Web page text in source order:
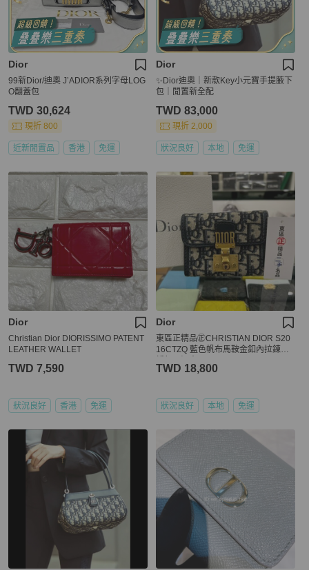
Dior
99新Dior/迪奧 J’ADIOR系列字母LOG
O翻蓋包
TWD 30,624
現折 800
近新閒置品 香港 免運
Dior
✨Dior迪奧｜新款Key小元寶手提腋下
包｜閒置新全配
TWD 83,000
現折 2,000
狀況良好 本地 免運
Dior
Christian Dior DIORISSIMO PATENT
LEATHER WALLET
TWD 7,590
狀況良好 香港 免運
Dior
東區正精品㊣CHRISTIAN DIOR S20
16CTZQ 藍色帆布馬鞍金釦內拉鍊三
TWD 18,800
狀況良好 本地 免運